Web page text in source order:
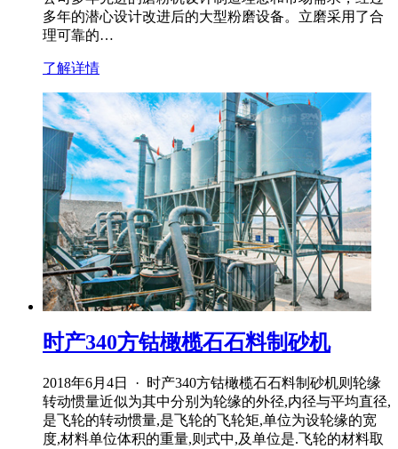
多年的潜心设计改进后的大型粉磨设备。立磨采用了合
理可靠的…
了解详情
时产340方钴橄榄石石料制砂机
2018年6月4日 · 时产340方钴橄榄石石料制砂机则轮缘
转动惯量近似为其中分别为轮缘的外径,内径与平均直径,
是飞轮的转动惯量,是飞轮的飞轮矩,单位为设轮缘的宽
度,材料单位体积的重量,则式中,及单位是.飞轮的材料取